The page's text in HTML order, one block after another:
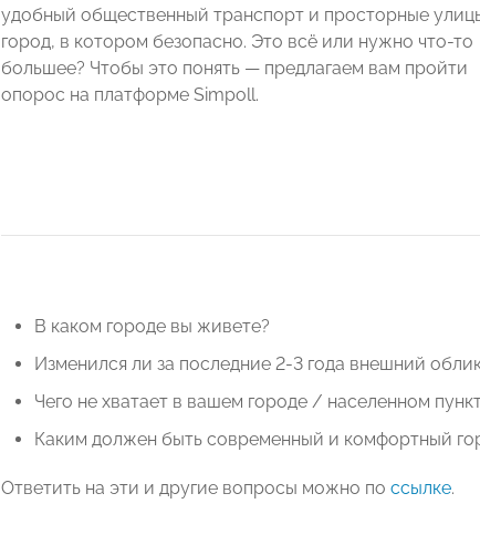
удобный общественный транспорт и просторные
город, в котором безопасно. Это всё или нужно что-то
большее? Чтобы это понять — предлагаем вам пройти
опорос на платформе Simpoll.
В каком городе вы живете?
Изменился ли за последние 2-3 года внешний
Чего не хватает в вашем городе / населенном
Каким должен быть современный и комфортный
Ответить на эти и другие вопросы можно по ссылке.